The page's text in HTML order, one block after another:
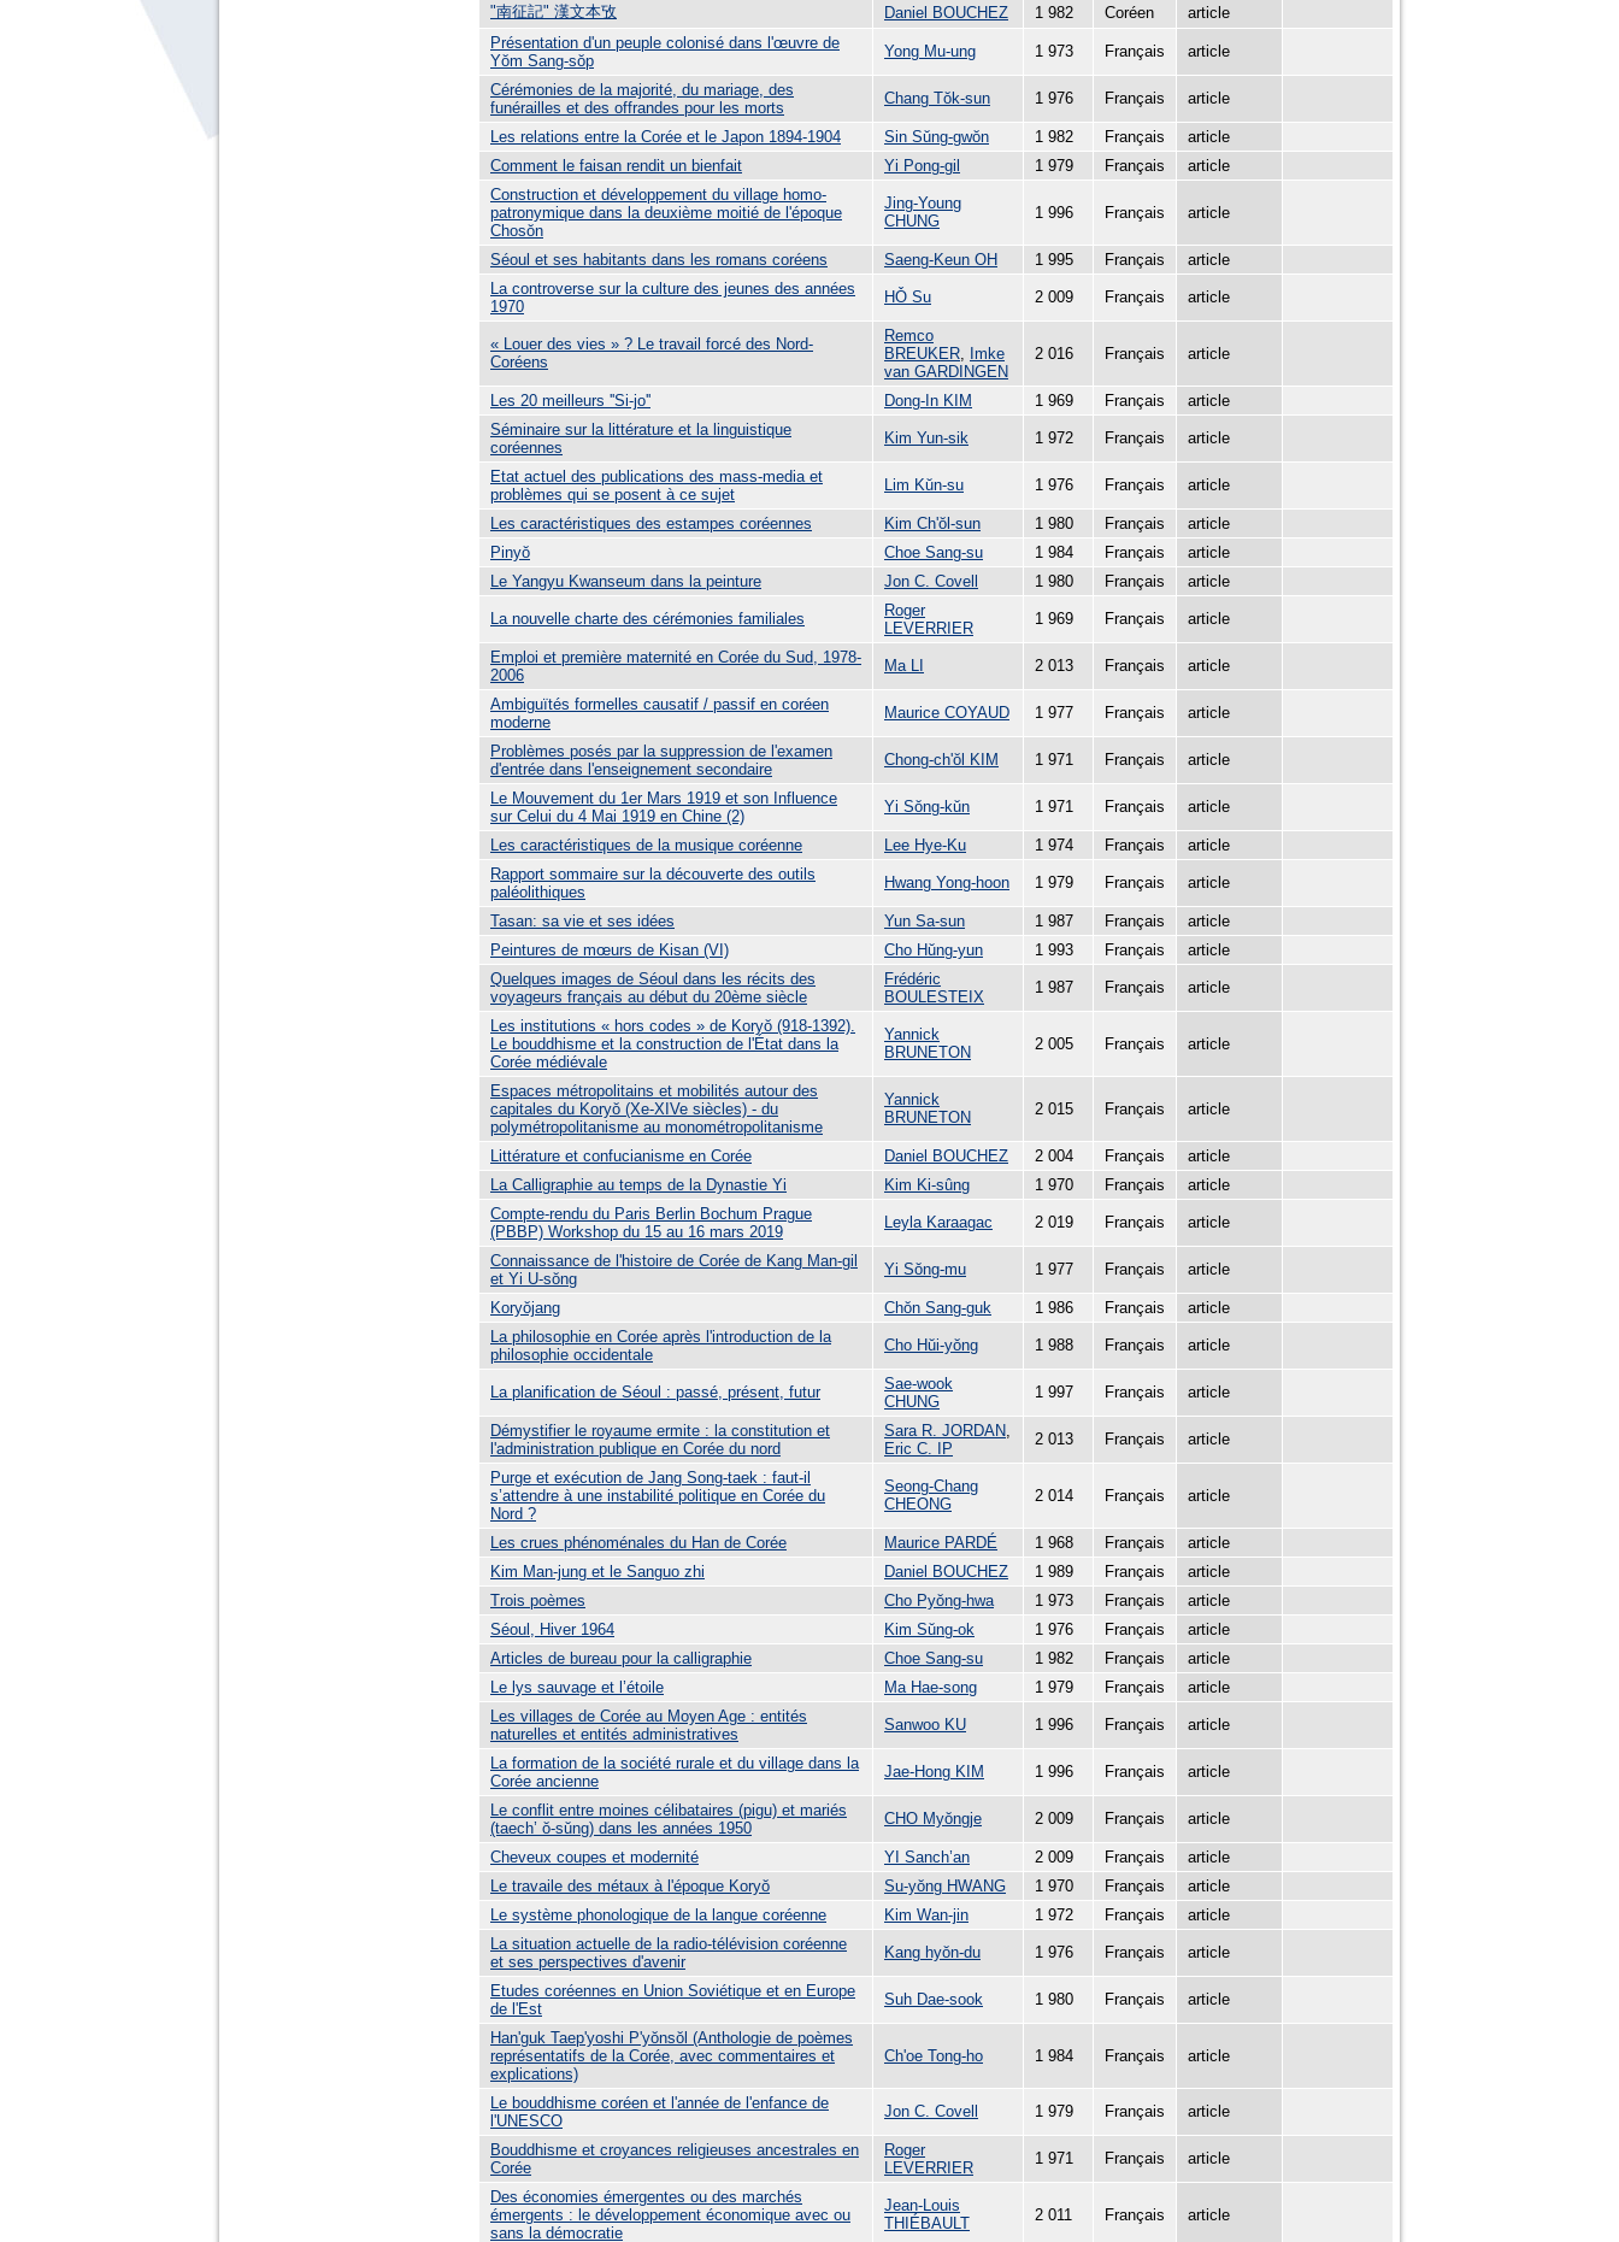
"南征記" 漢文本攷 Daniel BOUCHEZ 1 982 Coréen
article
Présentation d'un peuple colonisé dans l'œuvre de
Yŏm Sang-sŏp
Yong Mu-ung 1 973 Français article
Cérémonies de la majorité, du mariage, des
funérailles et des offrandes pour les morts
Chang Tŏk-sun 1 976 Français article
Les relations entre la Corée et le Japon 1894-1904 Sin Sŭng-gwŏn 1 982 Français
article
Comment le faisan rendit un bienfait
Yi Pong-gil 1 979 Français
article
Construction et développement du village homo-
patronymique dans la deuxième moitié de l'époque
Chosŏn
Jing-Young
CHUNG
1 996 Français article
Séoul et ses habitants dans les romans coréens Saeng-Keun OH 1 995 Français
article
La controverse sur la culture des jeunes des années
1970
HǑ Su 2 009 Français article
« Louer des vies » ? Le travail forcé des Nord-
Coréens
Remco
BREUKER
Imke
van GARDINGEN
2 016 Français article
Les 20 meilleurs ''Si-jo'' Dong-In KIM 1 969 Français
article
Séminaire sur la littérature et la linguistique
coréennes
Kim Yun-sik 1 972 Français article
Etat actuel des publications des mass-media et
problèmes qui se posent à ce sujet
Lim Kŭn-su 1 976 Français article
Les caractéristiques des estampes coréennes Kim Ch'ŏl-sun 1 980 Français
article
Pinyŏ
Choe Sang-su 1 984 Français
article
Le Yangyu Kwanseum dans la peinture
Jon C. Covell 1 980 Français article
La nouvelle charte des cérémonies familiales
Roger
LEVERRIER
1 969 Français article
Emploi et première maternité en Corée du Sud, 1978-
2006
Ma LI 2 013 Français article
Ambiguïtés formelles causatif / passif en coréen
moderne
Maurice COYAUD 1 977 Français article
Problèmes posés par la suppression de l'examen
d'entrée dans l'enseignement secondaire
Chong-ch'ŏl KIM 1 971 Français article
Le Mouvement du 1er Mars 1919 et son Influence
sur Celui du 4 Mai 1919 en Chine (2)
Yi Sŏng-kŭn 1 971 Français article
Les caractéristiques de la musique coréenne Lee Hye-Ku 1 974 Français
article
Rapport sommaire sur la découverte des outils
paléolithiques
Hwang Yong-hoon 1 979 Français article
Tasan: sa vie et ses idées Yun Sa-sun 1 987 Français
article
Peintures de mœurs de Kisan (VI)
Cho Hŭng-yun 1 993 Français
article
Quelques images de Séoul dans les récits des
voyageurs français au début du 20ème siècle
Frédéric
BOULESTEIX
1 987 Français article
Les institutions « hors codes » de Koryŏ (918-1392).
Le bouddhisme et la construction de l'État dans la
Corée médiévale
Yannick
BRUNETON
2 005 Français article
Espaces métropolitains et mobilités autour des
capitales du Koryŏ (Xe-XIVe siècles) - du
polymétropolitanisme au monométropolitanisme
Yannick
BRUNETON
2 015 Français article
Littérature et confucianisme en Corée Daniel BOUCHEZ 2 004 Français
article
La Calligraphie au temps de la Dynastie Yi
Kim Ki-sûng 1 970 Français
article
Compte-rendu du Paris Berlin Bochum Prague
(PBBP) Workshop du 15 au 16 mars 2019
Leyla Karaagac 2 019 Français article
Connaissance de l'histoire de Corée de Kang Man-gil
et Yi U-sŏng
Yi Sŏng-mu 1 977 Français article
Koryŏjang Chŏn Sang-guk 1 986 Français
article
La philosophie en Corée après l'introduction de la
philosophie occidentale
Cho Hŭi-yŏng 1 988 Français article
La planification de Séoul : passé, présent, futur
Sae-wook
CHUNG
1 997 Français article
Démystifier le royaume ermite : la constitution et
l'administration publique en Corée du nord
Sara R. JORDAN
Eric C. IP
2 013 Français article
Purge et exécution de Jang Song-taek : faut-il
s’attendre à une instabilité politique en Corée du
Nord ?
Seong-Chang
CHEONG
2 014 Français article
Les crues phénoménales du Han de Corée Maurice PARDÉ 1 968 Français
article
Kim Man-jung et le Sanguo zhi
Daniel BOUCHEZ 1 989 Français
article
Trois poèmes
Cho Pyŏng-hwa 1 973 Français
article
Séoul, Hiver 1964
Kim Sŭng-ok 1 976 Français
article
Articles de bureau pour la calligraphie
Choe Sang-su 1 982 Français
article
Le lys sauvage et l’étoile
Ma Hae-song 1 979 Français
article
Les villages de Corée au Moyen Age : entités
naturelles et entités administratives
Sanwoo KU 1 996 Français article
La formation de la société rurale et du village dans la
Corée ancienne
Jae-Hong KIM 1 996 Français article
Le conflit entre moines célibataires (pigu) et mariés
(taech’ ŏ-sŭng) dans les années 1950
CHO Myŏngje 2 009 Français article
Cheveux coupes et modernité YI Sanch’an 2 009 Français
article
Le travaile des métaux à l'époque Koryŏ
Su-yŏng HWANG 1 970 Français
article
Le système phonologique de la langue coréenne
Kim Wan-jin 1 972 Français
article
La situation actuelle de la radio-télévision coréenne
et ses perspectives d'avenir
Kang hyŏn-du 1 976 Français article
Etudes coréennes en Union Soviétique et en Europe
de l'Est
Suh Dae-sook 1 980 Français article
Han'guk Taep'yoshi P'yŏnsŏl (Anthologie de poèmes
représentatifs de la Corée, avec commentaires et
explications)
Ch'oe Tong-ho 1 984 Français article
Le bouddhisme coréen et l'année de l'enfance de
l'UNESCO
Jon C. Covell 1 979 Français article
Bouddhisme et croyances religieuses ancestrales en
Corée
Roger
LEVERRIER
1 971 Français article
Des économies émergentes ou des marchés
émergents : le développement économique avec ou
sans la démocratie
Jean-Louis
THIÉBAULT
2 011 Français article